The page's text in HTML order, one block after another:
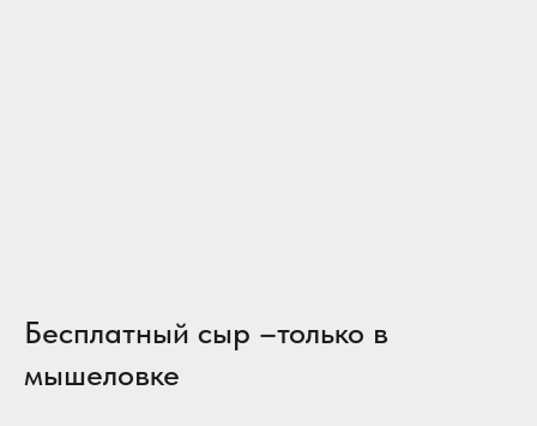
Бесплатный сыр –только в
мышеловке